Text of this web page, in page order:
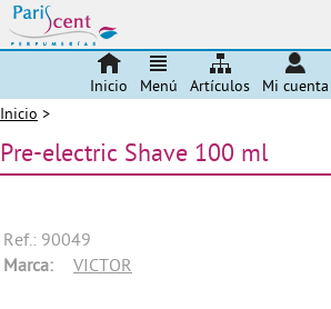
Inicio Menú Artículos Mi cuenta
Inicio >
Pre-electric Shave 100 ml
Ref.: 90049
Marca:
VICTOR